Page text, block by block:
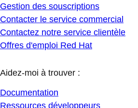
Gestion des souscriptions
Contacter le service commercial
Contactez notre service clientèle
Offres d'emploi Red Hat
Aidez-moi à trouver :
Documentation
Ressources développeurs